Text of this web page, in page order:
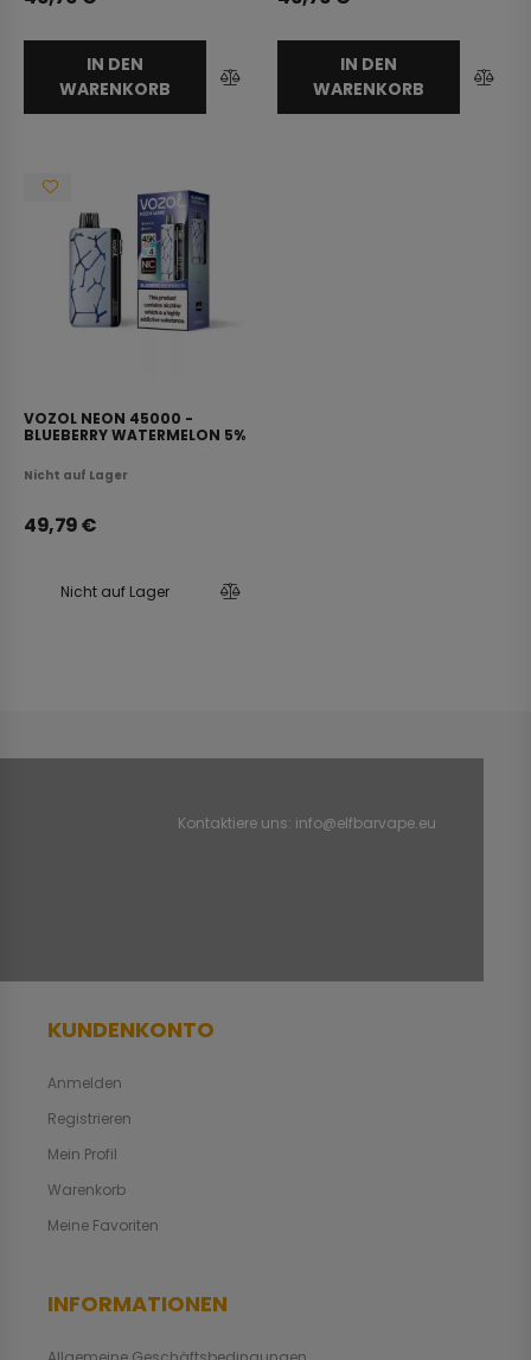
IN DEN
WARENKORB
IN DEN
WARENKORB
VOZOL NEON 45000 -
BLUEBERRY WATERMELON 5%
Nicht auf Lager
49,79€
Nicht auf Lager
Kontaktiere uns: info@elfbarvape.eu
KUNDENKONTO
Anmelden
Registrieren
Mein Profil
Warenkorb
Meine Favoriten
INFORMATIONEN